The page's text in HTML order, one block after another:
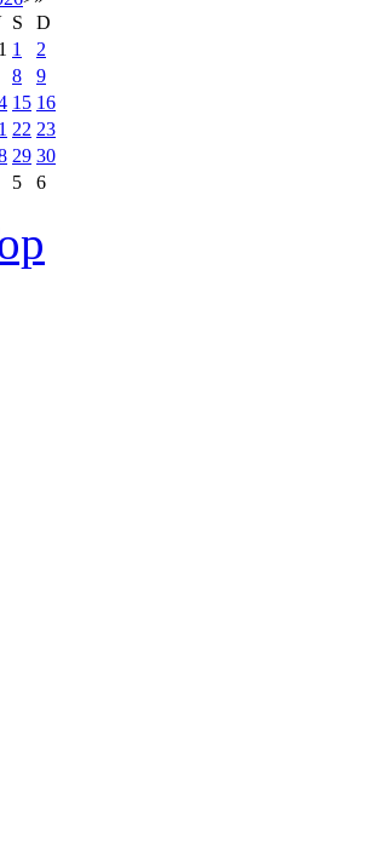
S
D
1
2
8
9
15 16
22 23
29 30
5 6